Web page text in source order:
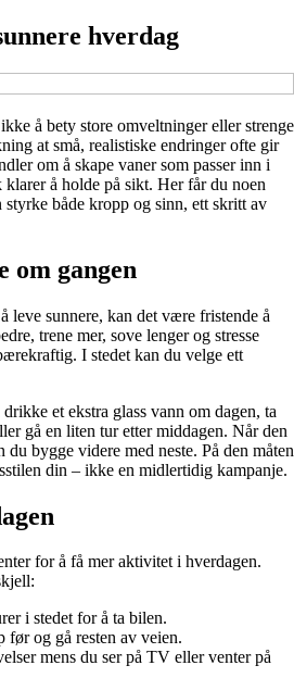
hverdag
å bety store omveltninger eller strenge
at små, realistiske endringer ofte gir
om å skape vaner som passer inn i
å holde på sikt. Her får du noen
både kropp og sinn, ett skritt av
om gangen
leve sunnere, kan det være fristende å
trene mer, sove lenger og stresse
I stedet kan du velge ett
et ekstra glass vann om dagen, ta
gå en liten tur etter middagen. Når den
bygge videre med neste. På den måten
din – ikke en midlertidig kampanje.
for å få mer aktivitet i hverdagen.
i stedet for å ta bilen.
før og gå resten av veien.
mens du ser på TV eller venter på